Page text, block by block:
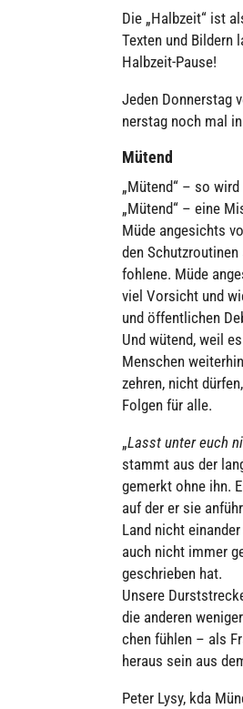
Die „Halbzeit“ ist
Texten und Bildern
Halbzeit-Pause!
Jeden Don­ners­tag
ners­tag noch mal
Mütend
„Mütend“ – so
„Mütend“ – eine
Müde ange­sichts
den
foh­lene. Müde
viel Vorsicht und
und öffent­li­chen
Und wütend, weil
Menschen
zeh­ren, nicht
Folgen für alle.
„Lasst unter euch
stammt aus der
ge­merkt ohne ihn.
auf der er sie
Land nicht
auch nicht immer
geschrie­ben hat.
Unsere
die anderen
chen fühlen – als
heraus sein aus
Peter Lysy, kda